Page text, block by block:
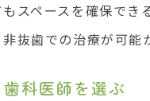
スペースを確保でき
抜歯での治療が可能
科医師を選ぶ